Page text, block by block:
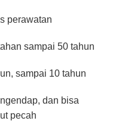
perawatan
sampai 50 tahun
sampai 10 tahun
dan bisa
pecah